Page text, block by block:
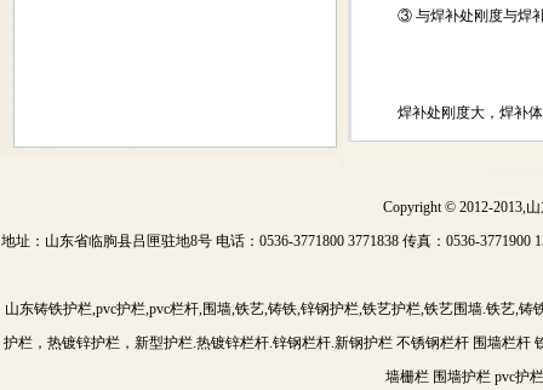
③ 与焊补处刚度与焊补
焊补处刚度大，焊补体
Copyright © 2012-2013,
地址：山东省临朐县吕匣驻地8号 电话：0536-3771800 3771838 传真：0536-3771900
山东铸铁护栏,pvc护栏,pvc栏杆,围墙,铁艺,铸铁,锌钢护栏,铁艺护栏,铁艺围墙.铁艺,
护栏，热镀锌护栏，新型护栏.热镀锌栏杆.锌钢栏杆.新钢护栏 不锈钢栏杆 围墙栏
墙栅栏 围墙护栏 pvc护